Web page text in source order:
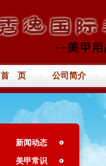
首 页 公司简介
新闻动态
美甲常识